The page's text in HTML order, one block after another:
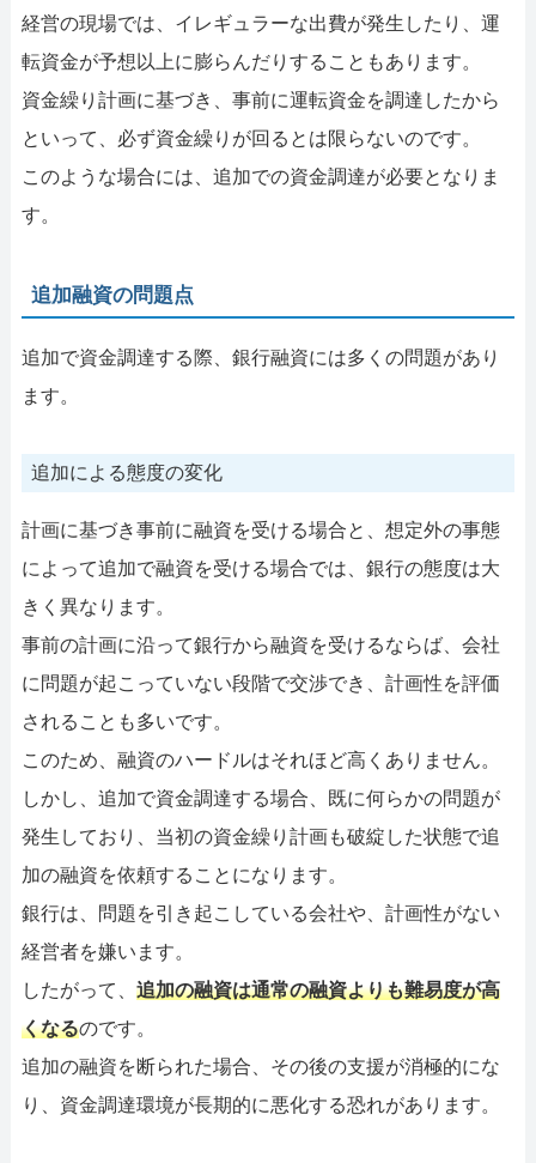
経営の現場では、イレギュラーな出費が発生したり、運
転資金が予想以上に膨らんだりすることもあります。
資金繰り計画に基づき、事前に運転資金を調達したから
といって、必ず資金繰りが回るとは限らないのです。
このような場合には、追加での資金調達が必要となりま
す。
追加融資の問題点
追加で資金調達する際、銀行融資には多くの問題があり
ます。
追加による態度の変化
計画に基づき事前に融資を受ける場合と、想定外の事態
によって追加で融資を受ける場合では、銀行の態度は大
きく異なります。
事前の計画に沿って銀行から融資を受けるならば、会社
に問題が起こっていない段階で交渉でき、計画性を評価
されることも多いです。
このため、融資のハードルはそれほど高くありません。
しかし、追加で資金調達する場合、既に何らかの問題が
発生しており、当初の資金繰り計画も破綻した状態で追
加の融資を依頼することになります。
銀行は、問題を引き起こしている会社や、計画性がない
経営者を嫌います。
したがって、 追加の融資は通常の融資よりも難易度が高
くなるのです。
追加の融資を断られた場合、その後の支援が消極的にな
り、資金調達環境が長期的に悪化する恐れがあります。